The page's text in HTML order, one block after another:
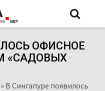
ОФИСНОЕ
«САДОВЫХ
» В Сингапуре появилось